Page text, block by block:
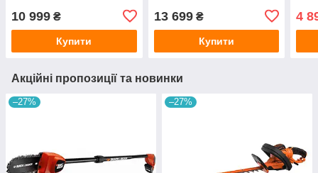
10 999 ₴
Купити
13 699₴
Купити
4
Акційні пропозиції та новинки
–27% –27%